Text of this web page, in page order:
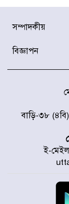
সম্পাদকীয়
বিজ্ঞাপন
বাড়ি-৩৮
ই-